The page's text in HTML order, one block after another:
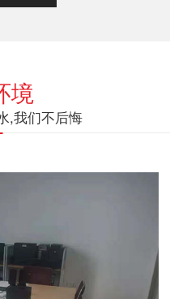
境
,我们不后悔